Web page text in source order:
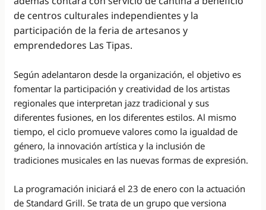
de centros culturales independientes y la
participación de la feria de artesanos y
emprendedores Las Tipas.
Según adelantaron desde la organización, el objetivo es
fomentar la participación y creatividad de los artistas
regionales que interpretan jazz tradicional y sus
diferentes fusiones, en los diferentes estilos. Al mismo
tiempo, el ciclo promueve valores como la igualdad de
género, la innovación artística y la inclusión de
tradiciones musicales en las nuevas formas de expresión.
La programación iniciará el 23 de enero con la actuación
de Standard Grill. Se trata de un grupo que versiona